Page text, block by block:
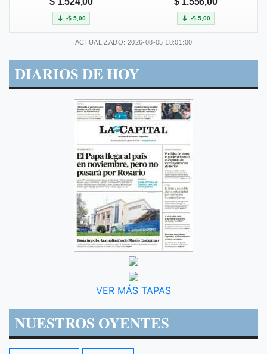
-$ 5,00 -$ 5,00
ACTUALIZADO: 2026-08-05 18:01:00
DIARIOS DE HOY
VER MÁS TAPAS
NUESTROS OYENTES